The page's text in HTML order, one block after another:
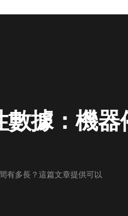
據：機器
有多長？這篇文章提供可以